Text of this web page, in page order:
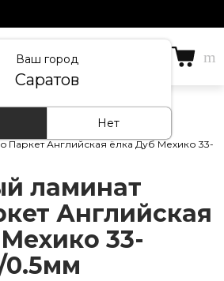
Ваш город
Саратов
Нет
Кварцевый ламинат
ёлка
Паркет Английская ёлка Дуб Мехико 33-
ламинат
Английская
33-
0.5мм